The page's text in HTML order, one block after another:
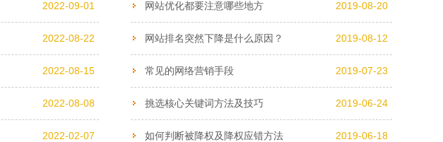
2022-09-01
2022-08-22
2022-08-15
2022-08-08
2022-02-07
网站优化都要注意哪些地方 2019-08-20
网站排名突然下降是什么原因？ 2019-08-12
常见的网络营销手段 2019-07-23
挑选核心关键词方法及技巧 2019-06-24
如何判断被降权及降权应错方法 2019-06-18